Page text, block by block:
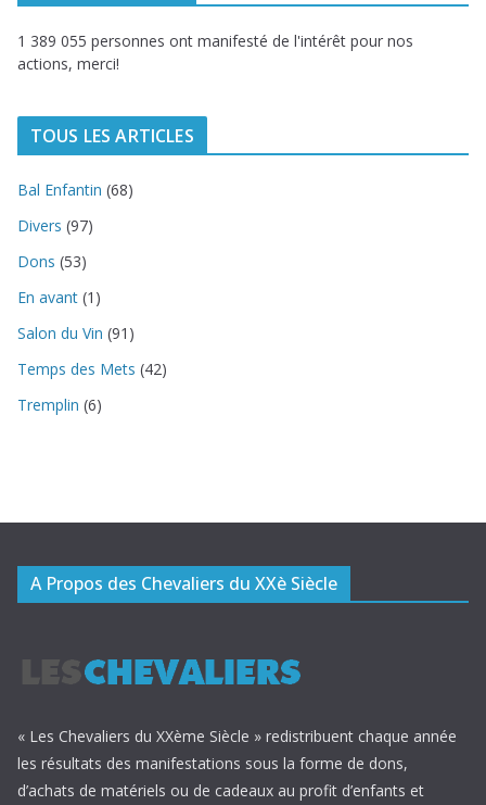
1 389 055 personnes ont manifesté de l'intérêt pour nos
actions, merci!
TOUS LES ARTICLES
Bal Enfantin (68)
Divers (97)
Dons (53)
En avant (1)
Salon du Vin (91)
Temps des Mets (42)
Tremplin (6)
A Propos des Chevaliers du XXè Siècle
« Les Chevaliers du XXème Siècle » redistribuent chaque année
les résultats des manifestations sous la forme de dons,
d’achats de matériels ou de cadeaux au profit d’enfants et